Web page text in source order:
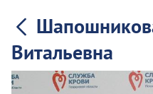
Витальевна